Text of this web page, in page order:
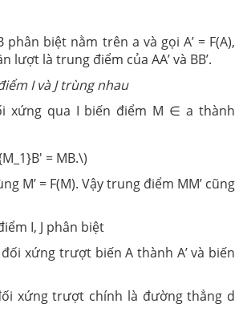
phân biệt nằm trên a và gọi A’ = F(A),
lượt là trung điểm của AA’ và BB’.
I và J trùng nhau
xứng qua I biến điểm M ∈ a thành
= MB.\)
M’ = F(M). Vậy trung điểm MM’ cũng
I, J phân biệt
đối xứng trượt biến A thành A’ và biến
xứng trượt chính là đường thẳng d